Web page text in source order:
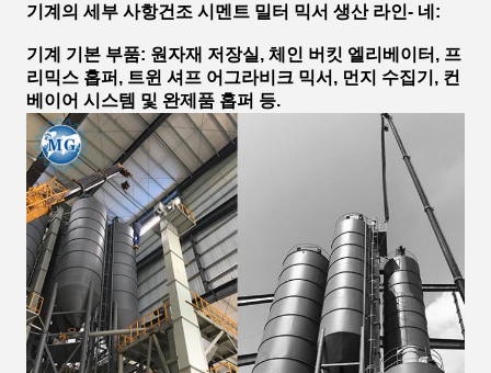
기계의 세부 사항건조 시멘트 밀터 믹서 생산 라인- 네 :
기계 기본 부품: 원자재 저장실, 체인 버킷 엘리베이터, 프
리믹스 홉퍼, 트윈 셔프 어그라비크 믹서, 먼지 수집기, 컨
베이어 시스템 및 완제품 홉퍼 등.